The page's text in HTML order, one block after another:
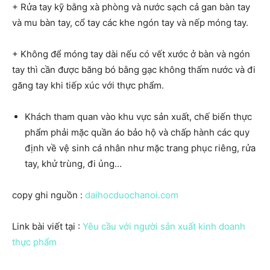
+ Rửa tay kỹ bằng xà phòng và nước sạch cả gan bàn tay
và mu bàn tay, cổ tay các khe ngón tay và nếp móng tay.
+ Không để móng tay dài nếu có vết xước ở bàn và ngón
tay thì cần được băng bó bằng gạc không thấm nước và đi
găng tay khi tiếp xúc với thực phẩm.
Khách tham quan vào khu vực sản xuất, chế biến thực
phẩm phải mặc quần áo bảo hộ và chấp hành các quy
định về vệ sinh cá nhân như mặc trang phục riêng, rửa
tay, khử trùng, đi ủng…
copy ghi nguồn : daihocduochanoi.com
Link bài viết tại : Yêu cầu với người sản xuất kinh doanh
thực phẩm